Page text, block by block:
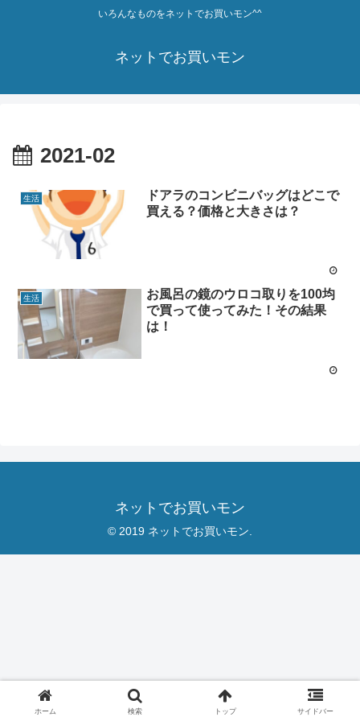
いろんなものをネットでお買いモン^^
ネットでお買いモン
2021-02
生活
ドアラのコンビニバッグはどこで
買える？価格と大きさは？
生活
お風呂の鏡のウロコ取りを100均
で買って使ってみた！その結果
は！
ネットでお買いモン
© 2019 ネットでお買いモン.
ホーム 検索 トップ サイドバー